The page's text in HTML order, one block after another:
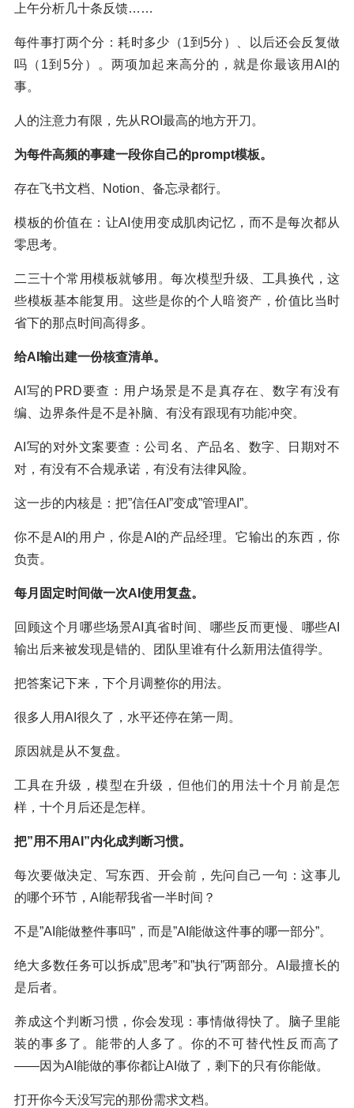
上午分析几十条反馈……
每件事打两个分：耗时多少（1到5分）、以后还会反复做
吗（1到5分）。两项加起来高分的，就是你最该用AI的
事。
人的注意力有限，先从ROI最高的地方开刀。
为每件高频的事建一段你自己的prompt模板。
存在飞书文档、Notion、备忘录都行。
模板的价值在：让AI使用变成肌肉记忆，而不是每次都从
零思考。
二三十个常用模板就够用。每次模型升级、工具换代，这
些模板基本能复用。这些是你的个人暗资产，价值比当时
省下的那点时间高得多。
给AI输出建一份核查清单。
AI写的PRD要查：用户场景是不是真存在、数字有没有
编、边界条件是不是补脑、有没有跟现有功能冲突。
AI写的对外文案要查：公司名、产品名、数字、日期对不
对，有没有不合规承诺，有没有法律风险。
这一步的内核是：把”信任AI”变成”管理AI”。
你不是AI的用户，你是AI的产品经理。它输出的东西，你
负责。
每月固定时间做一次AI使用复盘。
回顾这个月哪些场景AI真省时间、哪些反而更慢、哪些AI
输出后来被发现是错的、团队里谁有什么新用法值得学。
把答案记下来，下个月调整你的用法。
很多人用AI很久了，水平还停在第一周。
原因就是从不复盘。
工具在升级，模型在升级，但他们的用法十个月前是怎
样，十个月后还是怎样。
把”用不用AI”内化成判断习惯。
每次要做决定、写东西、开会前，先问自己一句：这事儿
的哪个环节，AI能帮我省一半时间？
不是”AI能做整件事吗”，而是”AI能做这件事的哪一部分”。
绝大多数任务可以拆成”思考”和”执行”两部分。AI最擅长的
是后者。
养成这个判断习惯，你会发现：事情做得快了。脑子里能
装的事多了。能带的人多了。你的不可替代性反而高了
——因为AI能做的事你都让AI做了，剩下的只有你能做。
打开你今天没写完的那份需求文档。